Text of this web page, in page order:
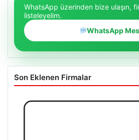
WhatsApp üzerinden bize ulaşın,
listeleyelim.
WhatsApp
Son Eklenen Firmalar